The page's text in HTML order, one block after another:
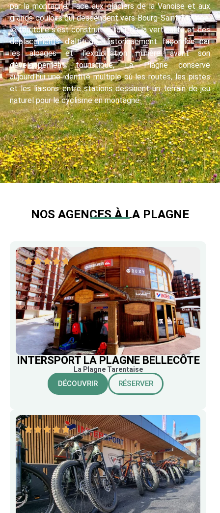
par la montagne. Face aux glaciers de la Vanoise et aux
grands couloirs qui descendent vers Bourg-Saint-Maurice,
le territoire s’est construit autour de la verticalité et des
déplacements d’altitude. Historiquement façonnée par
les alpages et l’exploitation minière avant son
développement touristique, La Plagne conserve
aujourd’hui une identité multiple où les routes, les pistes
et les liaisons entre stations dessinent un terrain de jeu
naturel pour le cyclisme en montagne.
NOS AGENCES À LA PLAGNE
INTERSPORT LA PLAGNE BELLECÔTE
La Plagne Tarentaise
DÉCOUVRIR RÉSERVER